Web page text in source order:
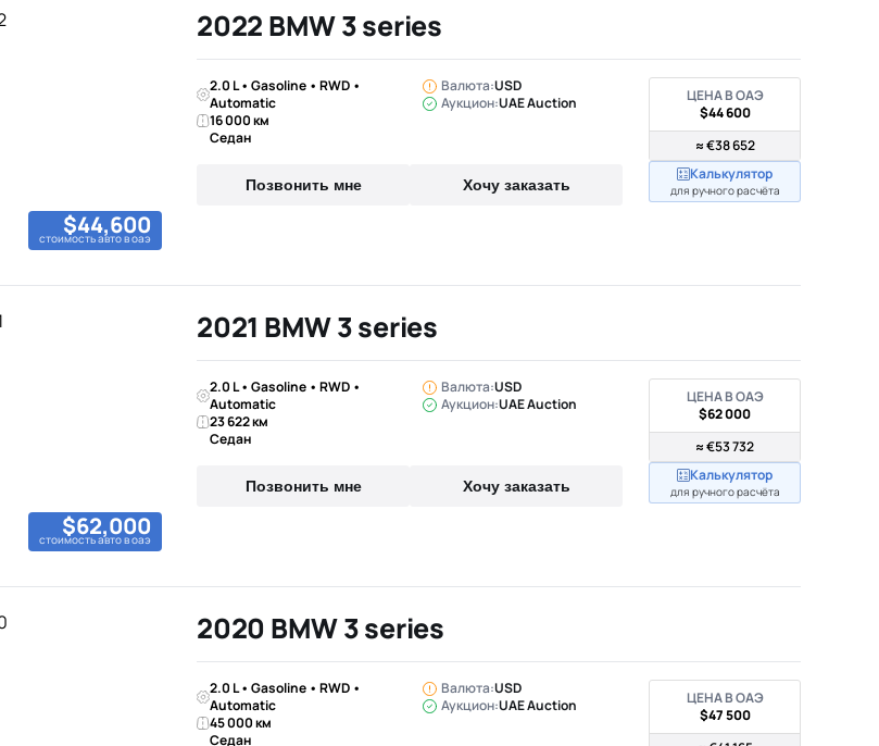
$44,600
стоимость авто в оаэ
2022 BMW 3 series
2.0 L • Gasoline • RWD •
Automatic
16 000 км
Седан
Валюта:USD
Аукцион:UAE Auction
Позвонить мне Хочу заказать
ЦЕНА В ОАЭ
$44 600
≈ €38 652
Калькулятор
для ручного расчёта
$62,000
стоимость авто в оаэ
2021 BMW 3 series
2.0 L • Gasoline • RWD •
Automatic
23 622 км
Седан
Валюта:USD
Аукцион:UAE Auction
Позвонить мне Хочу заказать
ЦЕНА В ОАЭ
$62 000
≈ €53 732
Калькулятор
для ручного расчёта
2020 BMW 3 series
2.0 L • Gasoline • RWD •
Automatic
45 000 км
Седан
Валюта:USD
Аукцион:UAE Auction
ЦЕНА В ОАЭ
$47 500